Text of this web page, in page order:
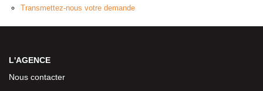
CONTACT
Transmettez-nous votre demande
L'AGENCE
Nous contacter